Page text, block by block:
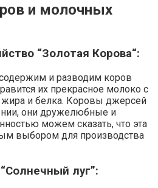
и молочных
“Золотая Корова“:
и разводим коров
их прекрасное молоко с
и белка. Коровы джерсей
они дружелюбные и
можем сказать, что эта
выбором для производства
луг”: